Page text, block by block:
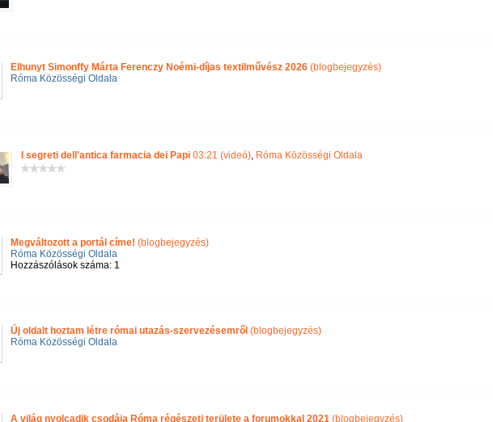
Elhunyt Simonffy Márta Ferenczy Noémi-díjas textilművész 2026(blogbejegyzés)
Róma Közösségi Oldala
I segreti dell'antica farmacia dei Papi03:21 (videó), Róma Közösségi Oldala
Megváltozott a portál címe! (blogbejegyzés)
Róma Közösségi Oldala
Hozzászólások száma: 1
Új oldalt hoztam létre római utazás-szervezésemről (blogbejegyzés)
Róma Közösségi Oldala
A világ nyolcadik csodája Róma régészeti területe a forumokkal 2021(blogbejegyzés)